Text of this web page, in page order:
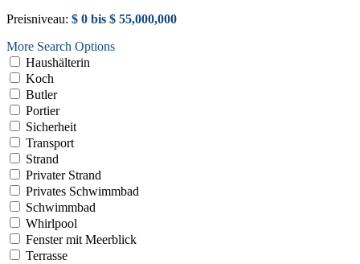
Preisniveau: $ 0 bis $ 55,000,000
More Search Options
Haushälterin
Koch
Butler
Portier
Sicherheit
Transport
Strand
Privater Strand
Privates Schwimmbad
Schwimmbad
Whirlpool
Fenster mit Meerblick
Terrasse